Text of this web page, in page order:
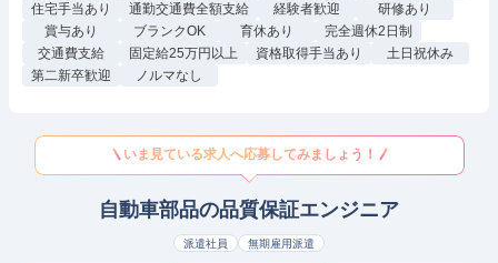
住宅手当あり
通勤交通費全額支給 経験者歓迎
研修あり
賞与あり
ブランクOK 育休あり
完全週休2日制
交通費支給
固定給25万円以上 資格取得手当あり
土日祝休み
第二新卒歓迎
ノルマなし
いま見ている求人へ応募してみましょう！
自動車部品の品質保証エンジニア
派遣社員 無期雇用派遣